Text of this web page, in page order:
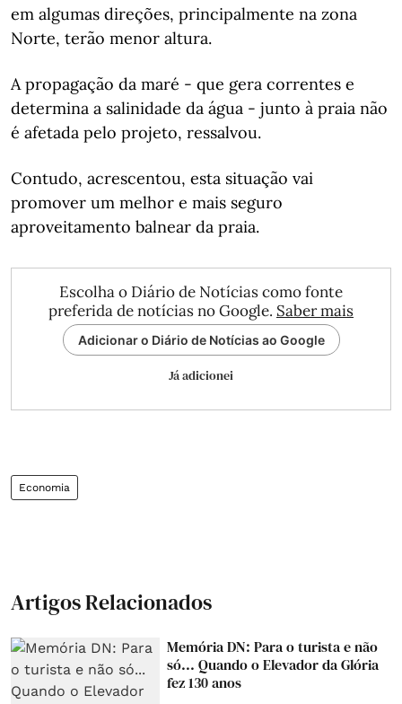
em algumas direções, principalmente na zona
Norte, terão menor altura.
A propagação da maré - que gera correntes e
determina a salinidade da água - junto à praia não
é afetada pelo projeto, ressalvou.
Contudo, acrescentou, esta situação vai
promover um melhor e mais seguro
aproveitamento balnear da praia.
Escolha o Diário de Notícias como fonte
preferida de notícias no Google. Saber mais
Adicionar o Diário de Notícias ao Google
Já adicionei
Economia
Artigos Relacionados
Memória DN: Para o turista e não
só... Quando o Elevador da Glória
fez 130 anos